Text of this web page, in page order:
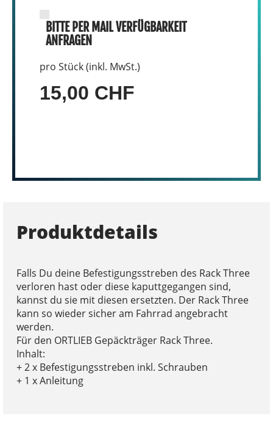
BITTE PER MAIL VERFÜGBARKEIT
ANFRAGEN
pro Stück (inkl. MwSt.)
15,00 CHF
Produktdetails
Falls Du deine Befestigungsstreben des Rack Three
verloren hast oder diese kaputtgegangen sind,
kannst du sie mit diesen ersetzten. Der Rack Three
kann so wieder sicher am Fahrrad angebracht
werden.
Für den ORTLIEB Gepäckträger Rack Three.
Inhalt:
+ 2 x Befestigungsstreben inkl. Schrauben
+ 1 x Anleitung